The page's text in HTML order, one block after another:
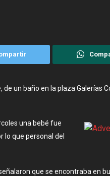
un baño en la plaza Galerías
una bebé fue
lo que personal del
que se encontraba en